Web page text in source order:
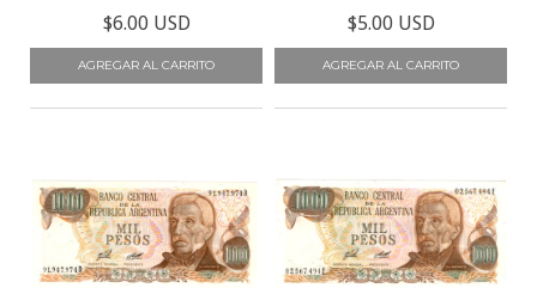
$6.00 USD $5.00 USD